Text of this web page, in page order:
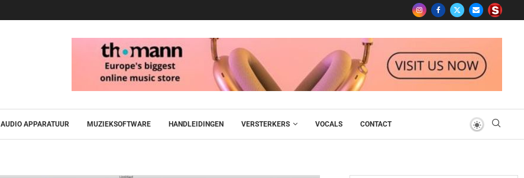
AUDIO APPARATUUR MUZIEKSOFTWARE HANDLEIDINGEN VERSTERKERS VOCALS CONTACT